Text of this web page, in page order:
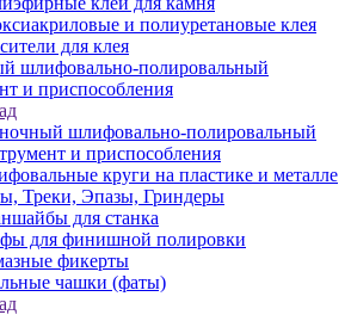
и полиуретановые клея
для клея
шлифовально-полировальный
и приспособления
шлифовально-полировальный
и приспособления
круги на пластике и металле
Треки, Эпазы, Гриндеры
для станка
для финишной полировки
фикерты
чашки (фаты)